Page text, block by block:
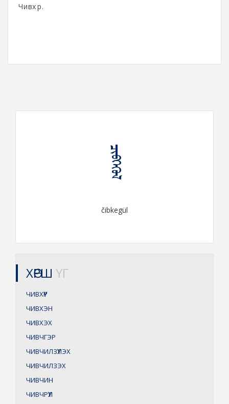
Чивхүүр.
ᠴᠢᠪᠬᠡᠭᠦᠯ
čibkegül
ХӨРШ ҮГ
ЧИВХҮҮР
ЧИВХЭН
ЧИВХЭХ
ЧИВЧГЭР
ЧИВЧИЛЗҮҮЛЭХ
ЧИВЧИЛЗЭХ
ЧИВЧИН
ЧИВЧРҮҮЛ